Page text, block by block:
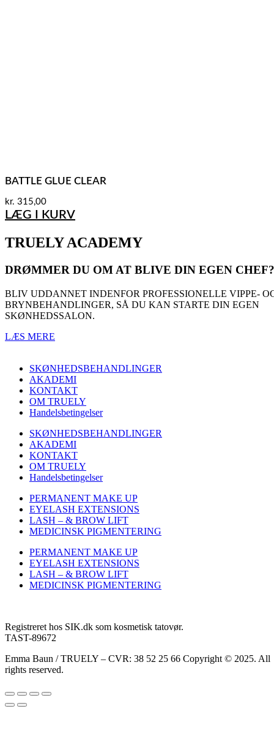
BATTLE GLUE CLEAR
kr. 315,00
LÆG I KURV
TRUELY ACADEMY
DRØMMER DU OM AT BLIVE DIN EGEN CHEF?
BLIV UDDANNET INDENFOR PROFESSIONELLE VIPPE-
BRYNBEHANDLINGER, SÅ DU KAN STARTE DIN EGEN
SKØNHEDSSALON.
LÆS MERE
SKØNHEDSBEHANDLINGER
AKADEMI
KONTAKT
OM TRUELY
Handelsbetingelser
SKØNHEDSBEHANDLINGER
AKADEMI
KONTAKT
OM TRUELY
Handelsbetingelser
PERMANENT MAKE UP
EYELASH EXTENSIONS
LASH – & BROW LIFT
MEDICINSK PIGMENTERING
PERMANENT MAKE UP
EYELASH EXTENSIONS
LASH – & BROW LIFT
MEDICINSK PIGMENTERING
Registreret hos SIK.dk som kosmetisk tatovør.
TAST-89672
Emma Baun / TRUELY – CVR: 38 52 25 66 Copyright © 2025. All
rights reserved.